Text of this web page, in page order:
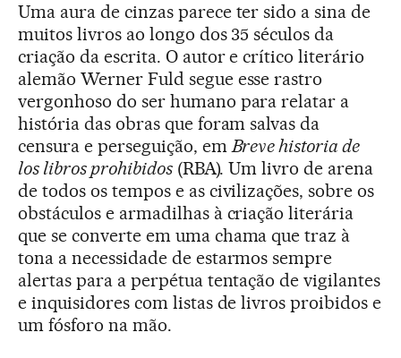
Uma aura de cinzas parece ter sido a sina de
muitos livros ao longo dos 35 séculos da
criação da escrita. O autor e crítico literário
alemão Werner Fuld segue esse rastro
vergonhoso do ser humano para relatar a
história das obras que foram salvas da
censura e perseguição, emBreve historia de
los libros prohibidos(RBA). Um livro de arena
de todos os tempos e as civilizações, sobre os
obstáculos e armadilhas à criação literária
que se converte em uma chama que traz à
tona a necessidade de estarmos sempre
alertas para a perpétua tentação de vigilantes
e inquisidores com listas de livros proibidos e
um fósforo na mão.